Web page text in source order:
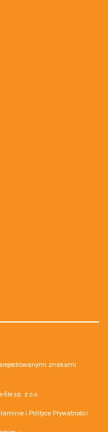
znakami
e-file sp. z o.o.
i Polityce Prywatności.